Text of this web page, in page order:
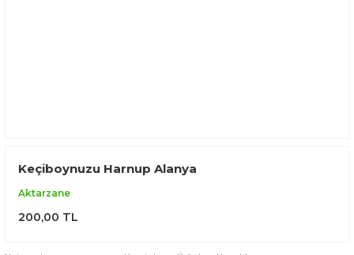
Keçiboynuzu Harnup Alanya
Aktarzane
200,00 TL